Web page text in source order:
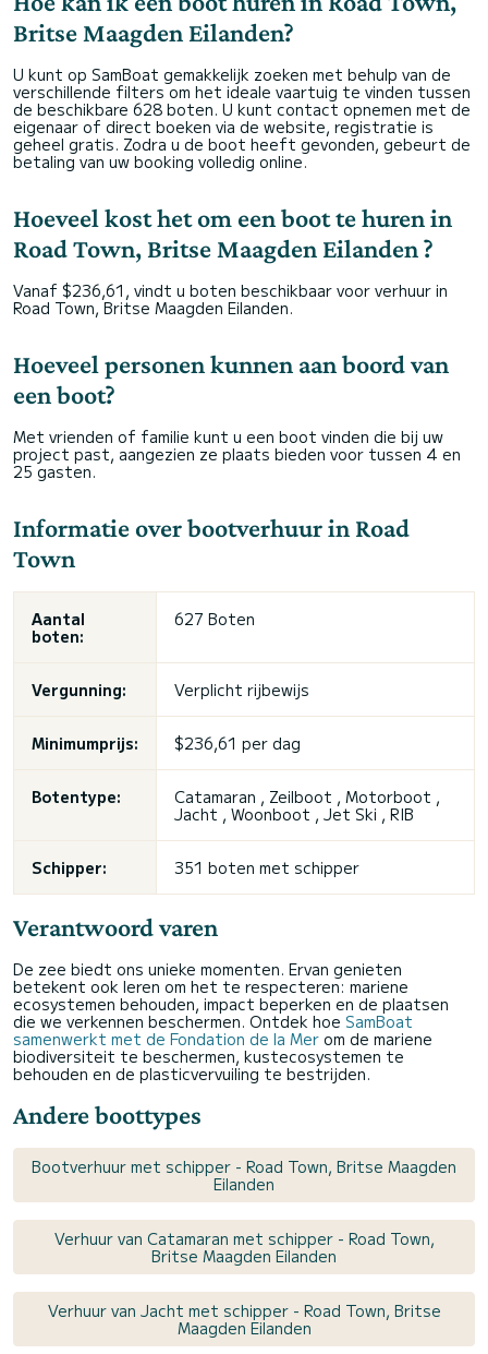
Britse Maagden Eilanden?
U kunt op SamBoat gemakkelijk zoeken met behulp van de
verschillende filters om het ideale vaartuig te vinden tussen
de beschikbare 628 boten. U kunt contact opnemen met de
eigenaar of direct boeken via de website, registratie is
geheel gratis. Zodra u de boot heeft gevonden, gebeurt de
betaling van uw booking volledig online.
Hoeveel kost het om een boot te huren in
Road Town, Britse Maagden Eilanden ?
Vanaf $236,61, vindt u boten beschikbaar voor verhuur in
Road Town, Britse Maagden Eilanden.
Hoeveel personen kunnen aan boord van
een boot?
Met vrienden of familie kunt u een boot vinden die bij uw
project past, aangezien ze plaats bieden voor tussen 4 en
25 gasten.
Informatie over bootverhuur in Road
Town
Aantal
boten:
627 Boten
Vergunning: Verplicht rijbewijs
Minimumprijs: $236,61 per dag
Botentype:
Catamaran , Zeilboot , Motorboot ,
Jacht , Woonboot , Jet Ski , RIB
Schipper: 351 boten met schipper
Verantwoord varen
De zee biedt ons unieke momenten. Ervan genieten
betekent ook leren om het te respecteren: mariene
ecosystemen behouden, impact beperken en de plaatsen
die we verkennen beschermen. Ontdek hoe SamBoat
samenwerkt met de Fondation de la Mer om de mariene
biodiversiteit te beschermen, kustecosystemen te
behouden en de plasticvervuiling te bestrijden.
Andere boottypes
Bootverhuur met schipper - Road Town, Britse Maagden
Eilanden
Verhuur van Catamaran met schipper - Road Town,
Britse Maagden Eilanden
Verhuur van Jacht met schipper - Road Town, Britse
Maagden Eilanden